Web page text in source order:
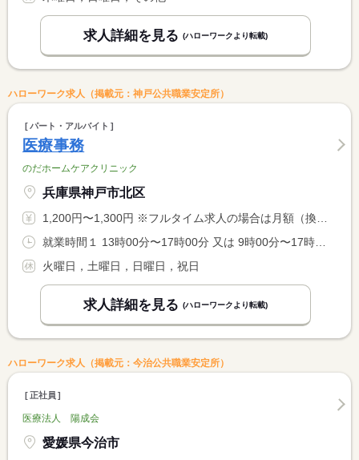
求人詳細を見る (ハローワークより転載)
ハローワーク求人（掲載元：神戸公共職業安定所）
パート・アルバイト
医療事務
のだホームケアクリニック
兵庫県神戸市北区
1,200円〜1,300円 ※フルタイム求人の場合は月額（換算額）、パート求人の場合は時間額を表示しています。
火曜日，土曜日，日曜日，祝日
求人詳細を見る (ハローワークより転載)
ハローワーク求人（掲載元：今治公共職業安定所）
正社員
医療法人 陽成会
愛媛県今治市